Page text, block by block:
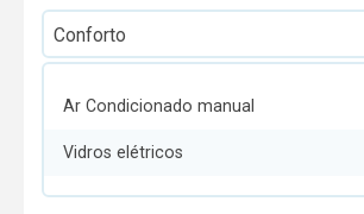
Ar Condicionado manual
Vidros elétricos